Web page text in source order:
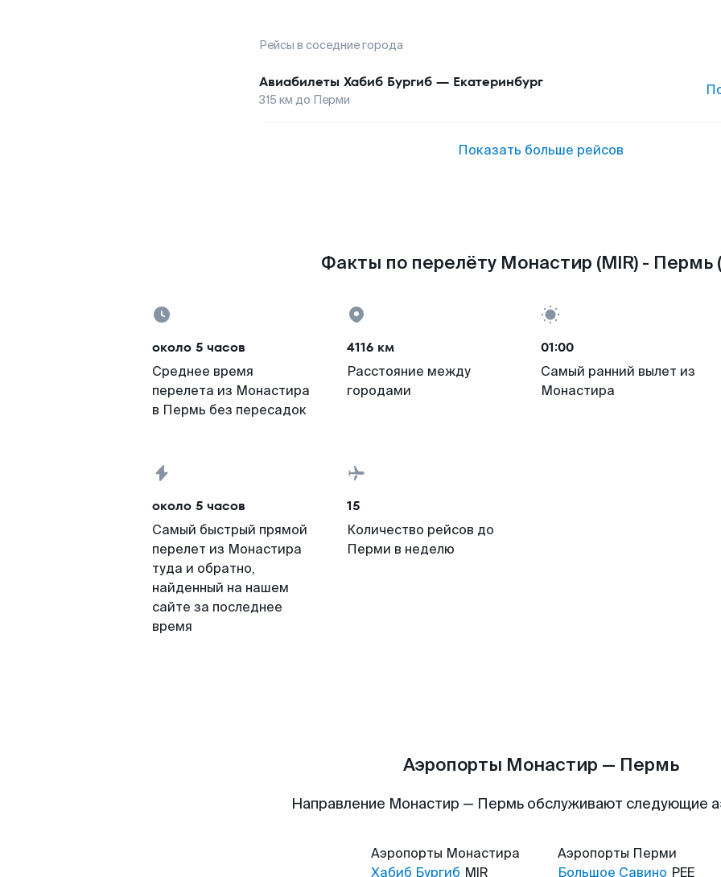
Рейсы в соседние города
Авиабилеты Хабиб Бургиб — Екатеринбург
315 км до Перми
Показать больше рейсов
Факты по перелёту Монастир (MIR) - Пермь
около 5 часов
Среднее время
перелета из Монастира
в Пермь без пересадок
4116 км
Расстояние между
городами
01:00
Самый ранний вылет из
Монастира
около 5 часов
Самый быстрый прямой
перелет из Монастира
туда и обратно,
найденный на нашем
сайте за последнее
время
15
Количество рейсов до
Перми в неделю
Аэропорты Монастир — Пермь
Направление Монастир — Пермь обслуживают следующие
Аэропорты Монастира
Хабиб Бургиб MIR
Аэропорты Перми
Большое Савино PEE